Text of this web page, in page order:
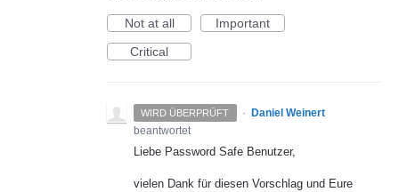
Not at all
Important
Critical
WIRD ÜBERPRÜFT ·
Daniel Weinert
beantwortet
Liebe Password Safe Benutzer,
vielen Dank für diesen Vorschlag und Eure